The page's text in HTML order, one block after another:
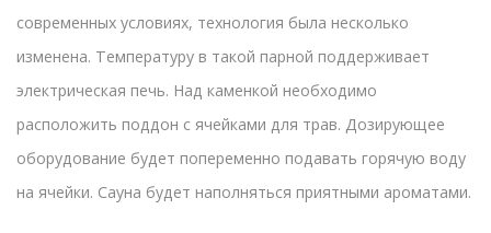
современных условиях, технология была несколько
изменена. Температуру в такой парной поддерживает
электрическая печь. Над каменкой необходимо
расположить поддон с ячейками для трав. Дозирующее
оборудование будет попеременно подавать горячую воду
на ячейки. Сауна будет наполняться приятными ароматами.